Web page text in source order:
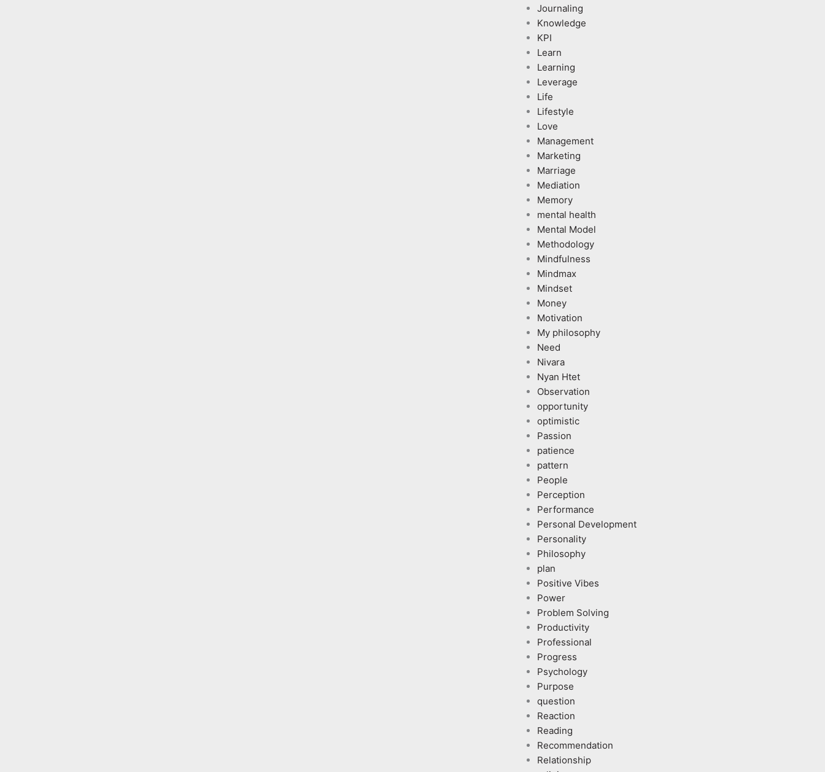
Journaling
Knowledge
KPI
Learn
Learning
Leverage
Life
Lifestyle
Love
Management
Marketing
Marriage
Mediation
Memory
mental health
Mental Model
Methodology
Mindfulness
Mindmax
Mindset
Money
Motivation
My philosophy
Need
Nivara
Nyan Htet
Observation
opportunity
optimistic
Passion
patience
pattern
People
Perception
Performance
Personal Development
Personality
Philosophy
plan
Positive Vibes
Power
Problem Solving
Productivity
Professional
Progress
Psychology
Purpose
question
Reaction
Reading
Recommendation
Relationship